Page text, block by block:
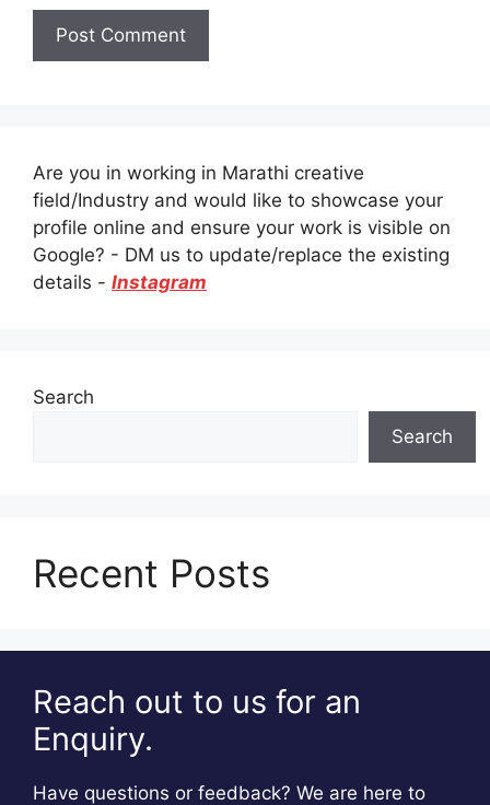
Are you in working in Marathi creative
field/Industry and would like to showcase your
profile online and ensure your work is visible on
Google? - DM us to update/replace the existing
details - Instagram
Search
Search
Recent Posts
Reach out to us for an
Enquiry.
Have questions or feedback? We are here to